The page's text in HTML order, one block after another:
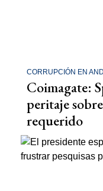
CORRUPCIÓN EN
Coimagate:
peritaje
requerido